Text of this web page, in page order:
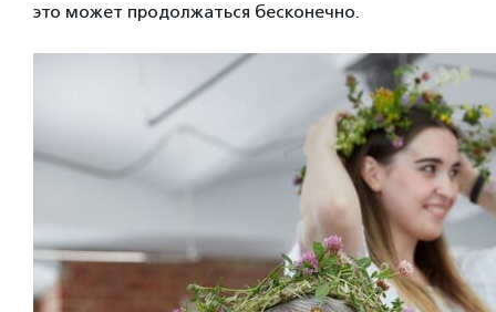
это может продолжаться бесконечно.